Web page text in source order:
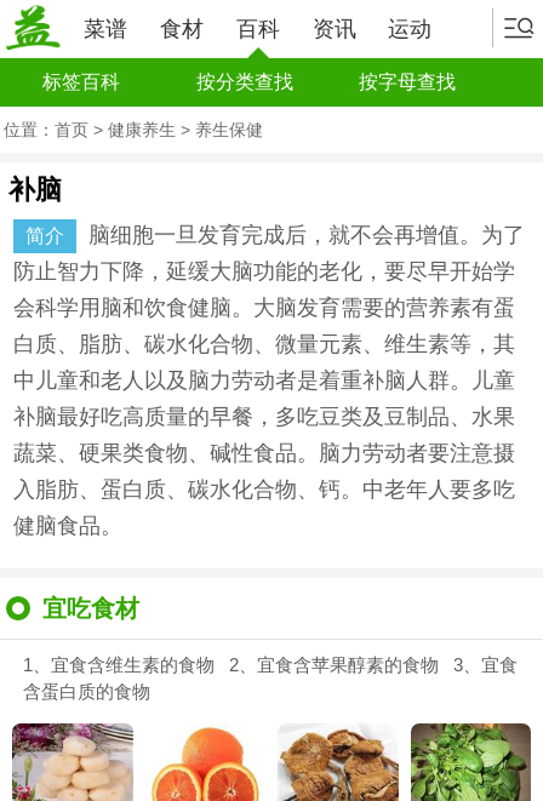
菜谱 食材 百科 资讯 运动
标签百科 按分类查找 按字母查找
位置： 首页 > 健康养生 > 养生保健
补脑
简介
脑细胞一旦发育完成后，就不会再增值。为了
防止智力下降，延缓大脑功能的老化，要尽早开始学
会科学用脑和饮食健脑。大脑发育需要的营养素有蛋
白质、脂肪、碳水化合物、微量元素、维生素等，其
中儿童和老人以及脑力劳动者是着重补脑人群。儿童
补脑最好吃高质量的早餐，多吃豆类及豆制品、水果
蔬菜、硬果类食物、碱性食品。脑力劳动者要注意摄
入脂肪、蛋白质、碳水化合物、钙。中老年人要多吃
健脑食品。
宜吃食材
1、宜食含维生素的食物 2、宜食含苹果醇素的食物 3、宜食
含蛋白质的食物